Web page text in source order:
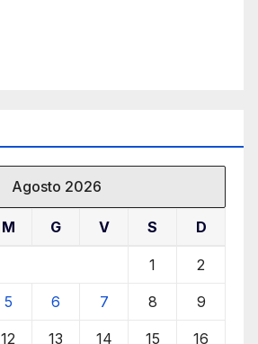
Agosto 2026
M G V S D
1 2
5 6 7 8 9
12 13 14 15 16